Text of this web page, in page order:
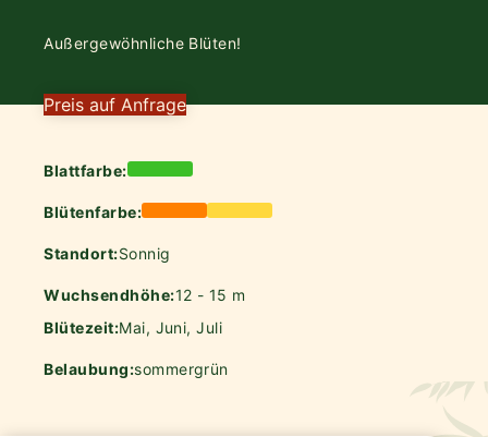
Außergewöhnliche Blüten!
Preis auf Anfrage
Blattfarbe:
Blütenfarbe:
Standort:Sonnig
Wuchsendhöhe:12 - 15 m
Blütezeit:Mai, Juni, Juli
Belaubung:sommergrün